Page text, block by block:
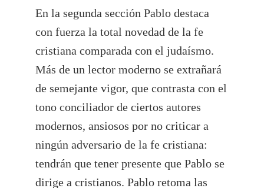
En la segunda sección Pablo destaca
con fuerza la total novedad de la fe
cristiana comparada con el judaísmo.
Más de un lector moderno se extrañará
de semejante vigor, que contrasta con el
tono conciliador de ciertos autores
modernos, ansiosos por no criticar a
ningún adversario de la fe cristiana:
tendrán que tener presente que Pablo se
dirige a cristianos. Pablo retoma las